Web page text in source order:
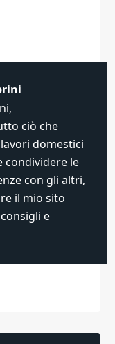
ciò che
domestici
condividere le
con gli altri,
il mio sito
e